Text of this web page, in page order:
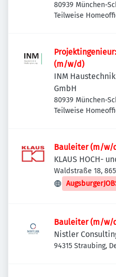
80939 München-
Deutschland
Teilweise
(m/w/d)
INM
GmbH
80939 München-
Deutschland
Teilweise
Bauleiter (m/w/
KLAUS HOCH-
Waldstraße 18,
Deutschland
Bauleiter (m/w/
Nistler
94315 Straubing,